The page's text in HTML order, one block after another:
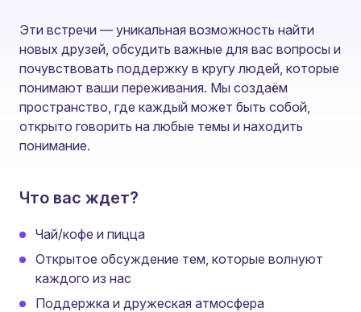
Эти встречи — уникальная возможность найти
новых друзей, обсудить важные для вас вопросы и
почувствовать поддержку в кругу людей, которые
понимают ваши переживания. Мы создаём
пространство, где каждый может быть собой,
открыто говорить на любые темы и находить
понимание.
Что вас ждет?
Чай/кофе и пицца
Открытое обсуждение тем, которые волнуют
каждого из нас
Поддержка и дружеская атмосфера